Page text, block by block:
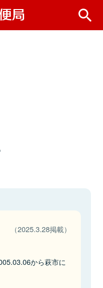
（2025.3.28掲載）
から萩市に